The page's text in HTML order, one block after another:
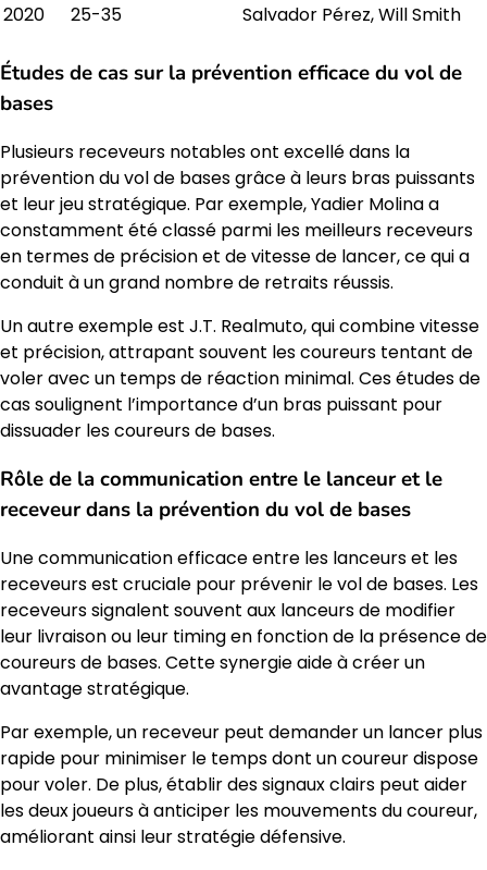
2020
25-35 Salvador Pérez, Will Smith
Études de cas sur la prévention efficace du vol de
bases
Plusieurs receveurs notables ont excellé dans la
prévention du vol de bases grâce à leurs bras puissants
et leur jeu stratégique. Par exemple, Yadier Molina a
constamment été classé parmi les meilleurs receveurs
en termes de précision et de vitesse de lancer, ce qui a
conduit à un grand nombre de retraits réussis.
Un autre exemple est J.T. Realmuto, qui combine vitesse
et précision, attrapant souvent les coureurs tentant de
voler avec un temps de réaction minimal. Ces études de
cas soulignent l’importance d’un bras puissant pour
dissuader les coureurs de bases.
Rôle de la communication entre le lanceur et le
receveur dans la prévention du vol de bases
Une communication efficace entre les lanceurs et les
receveurs est cruciale pour prévenir le vol de bases. Les
receveurs signalent souvent aux lanceurs de modifier
leur livraison ou leur timing en fonction de la présence de
coureurs de bases. Cette synergie aide à créer un
avantage stratégique.
Par exemple, un receveur peut demander un lancer plus
rapide pour minimiser le temps dont un coureur dispose
pour voler. De plus, établir des signaux clairs peut aider
les deux joueurs à anticiper les mouvements du coureur,
améliorant ainsi leur stratégie défensive.